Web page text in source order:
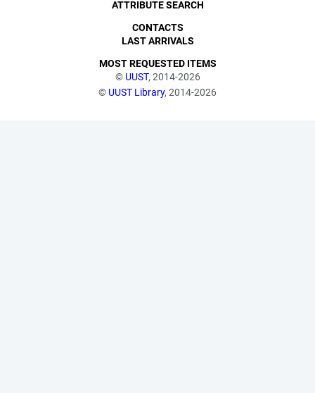
© UUST, 2014-2026
© UUST Library, 2014-2026
ATTRIBUTE SEARCH
CONTACTS
LAST ARRIVALS
MOST REQUESTED ITEMS